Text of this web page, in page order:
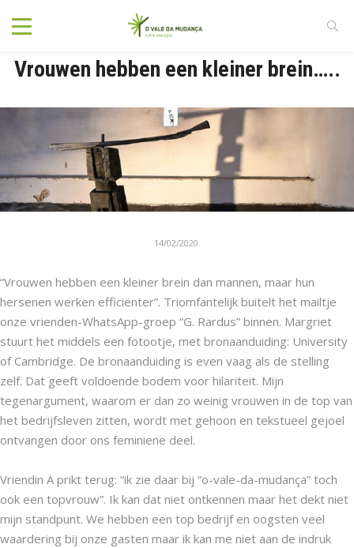
Vrouwen hebben een kleiner brein…..
14/02/2020
“Vrouwen hebben een kleiner brein dan mannen, maar hun
hersenen werken efficiënter”. Triomfantelijk buitelt het mailtje
onze vrienden-WhatsApp-groep “G. Rardus” binnen. Margriet
stuurt het middels een fotootje, met bronaanduiding: University
of Cambridge. De bronaanduiding is even vaag als de stelling
zelf. Dat geeft voldoende bodem voor hilariteit. Mijn
tegenargument, waarom er dan zo weinig vrouwen in de top van
het bedrijfsleven zitten, wordt met gehoon en tekstueel gejoel
ontvangen door ons feminiene deel.
Vriendin A prikt terug: “ik zie daar bij “o-vale-da-mudança” toch
ook een topvrouw”. Ik kan dat niet ontkennen maar het dekt niet
mijn standpunt. We hebben een top bedrijf en oogsten veel
waardering bij onze gasten maar ik kan me niet aan de indruk